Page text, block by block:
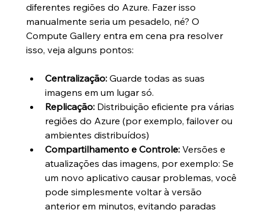
diferentes regiões do Azure. Fazer isso
manualmente seria um pesadelo, né? O
Compute Gallery entra em cena pra resolver
isso, veja alguns pontos:
Centralização: Guarde todas as suas
imagens em um lugar só.
Replicação: Distribuição eficiente pra várias
regiões do Azure (por exemplo, failover ou
ambientes distribuídos)
Compartilhamento e Controle: Versões e
atualizações das imagens, por exemplo: Se
um novo aplicativo causar problemas, você
pode simplesmente voltar à versão
anterior em minutos, evitando paradas